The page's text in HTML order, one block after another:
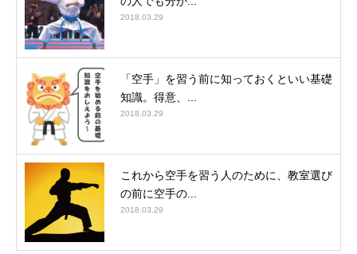
2018.03.29
「空手」を習う前に知っておくといい基礎
知識。得意、...
2018.03.29
これから空手を習う人のために、教室選び
の前に空手の...
2018.03.29